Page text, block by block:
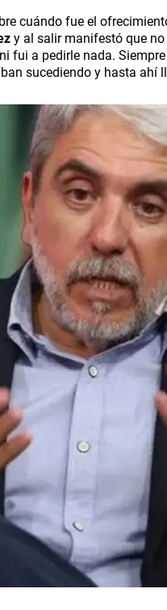
cuándo fue el
y al salir manifestó que
fui a pedirle nada.
sucediendo y hasta ahí